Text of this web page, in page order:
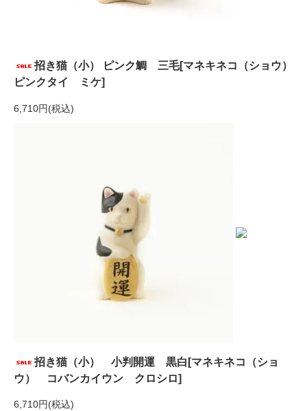
招き猫（小） ピンク鯛 三毛[マネキネコ（ショウ）
ピンクタイ ミケ]
6,710円(税込)
招き猫（小） 小判開運 黒白[マネキネコ（ショ
ウ） コバンカイウン クロシロ]
6,710円(税込)